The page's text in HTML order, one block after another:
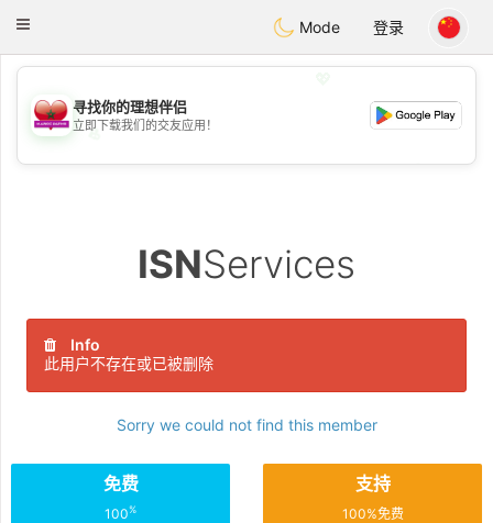
Maroc Dating
Toggle
Mode 登录
💖
💕
寻找你的理想伴侣
立即下载我们的交友应用！
ISNServices
Info
此用户不存在或已被删除
Sorry we could not find this member
免费
100%
支持
100%免费